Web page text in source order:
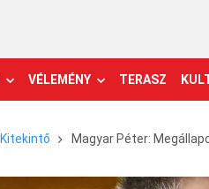
VÉLEMÉNY TERASZ
Kitekintő Magyar Péter: